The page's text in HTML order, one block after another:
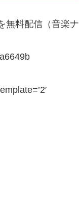
無料配信（音楽ナ